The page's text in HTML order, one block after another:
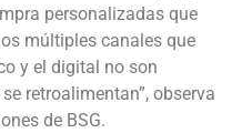
personalizadas que
múltiples canales que
y el digital no son
retroalimentan”, observa
de BSG.